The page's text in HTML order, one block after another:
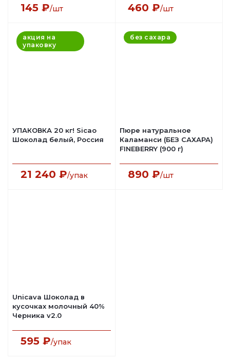
145 ₽/шт 460 ₽/шт
акция на
упаковку
УПАКОВКА 20 кг! Sicao
Шоколад белый, Россия
21 240 ₽/упак
без сахара
Пюре натуральное
Каламанси (БЕЗ САХАРА)
FINEBERRY (900 г)
890 ₽/шт
Unicava Шоколад в
кусочках молочный 40%
Черника v2.0
595 ₽/упак